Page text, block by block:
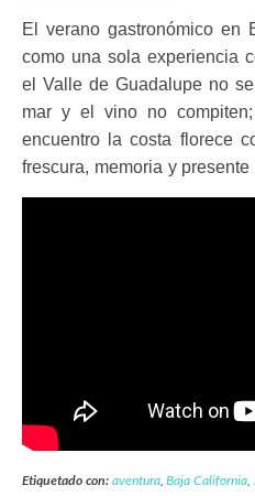
El verano gastronómico en
como una sola experiencia
el Valle de Guadalupe no
mar y el vino no
encuentro la costa florece
frescura, memoria y presente
Etiquetado con: aventura,Baja California ,